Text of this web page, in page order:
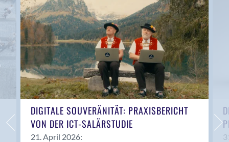
Anwil
Appenzell
Au SG
Baar
Baden
Balsthal
Balzers
Basel
Bassersdorf
Belp
DIGITALE SOUVERÄNITÄT: PRAXISBERICHT
VON DER ICT-SALÄRSTUDIE
21. April 2026: